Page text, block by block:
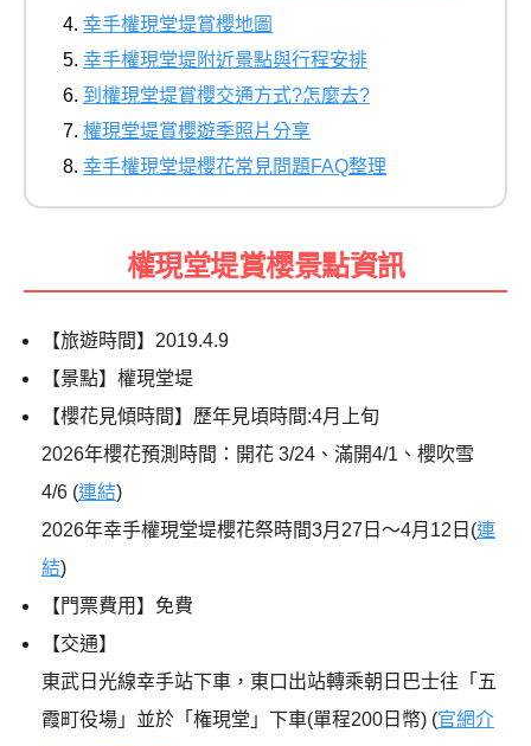
幸手權現堂堤賞櫻地圖
幸手權現堂堤附近景點與行程安排
到權現堂堤賞櫻交通方式?怎麼去?
權現堂堤賞櫻遊季照片分享
幸手權現堂堤櫻花常見問題FAQ整理
權現堂堤賞櫻景點資訊
【旅遊時間】2019.4.9
【景點】權現堂堤
【櫻花見傾時間】歷年見頃時間:4月上旬
2026年櫻花預測時間：開花 3/24、滿開4/1、櫻吹雪
4/6 (連結)
2026年幸手權現堂堤櫻花祭時間3月27日～4月12日(連
結)
【門票費用】免費
【交通】
東武日光線幸手站下車，東口出站轉乘朝日巴士往「五
霞町役場」並於「権現堂」下車(單程200日幣) (官網介